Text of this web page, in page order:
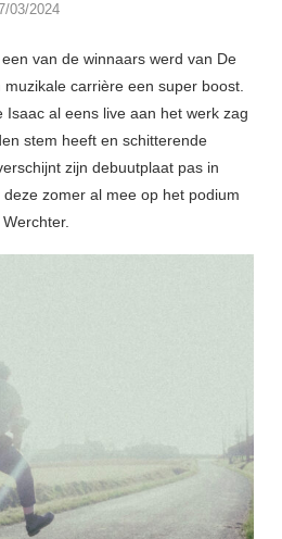
03/2024
van de winnaars werd van De
carrière een super boost.
Isaac al eens live aan het werk zag
stem heeft en schitterende
zijn debuutplaat pas in
zomer al mee op het podium